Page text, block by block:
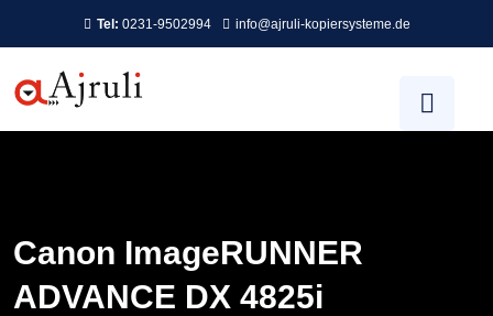
Tel: 0231-9502994 info@ajruli-kopiersysteme.de
Canon ImageRUNNER
ADVANCE DX 4825i